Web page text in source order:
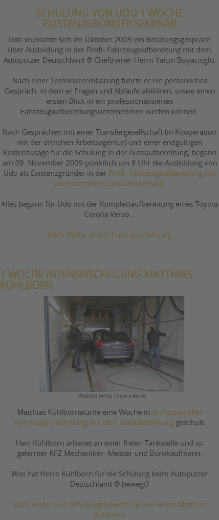
SCHULUNG VON UDO 1 WOCHE
EXISTENZGRÜNDER SEMINAR
Udo wünschte sich im Oktober 2009 ein Beratungsgespräch
über Ausbildung in der Profi- Fahrzeugaufbereitung mit dem
Autoputzer Deutschland ® Cheftrainer Herrn Yalcin Boyacioglu.
Nach einer Terminvereinbarung führte er ein persönliches
Gespräch, in dem er Fragen und Abläufe abklären, sowie einen
ersten Blick in ein professionalisiertes
Fahrzeugaufbereitungsunternehmen werfen können.
Nach Gesprächen mit einer Transfergesellschaft (in Kooperation
mit der örtlichen Arbeitsagentur) und einer endgültigen
Kostenzusage für die Schulung in der Autoaufbereitung, begann
am 09. November 2009 pünktlich um 8 Uhr die Ausbildung von
Udo als Existenzgründer in der Profi- Fahrzeugaufbereitung mit
professioneller Lackaufarbeitung.
Alles begann für Udo mit der Komplettaufbereitung eines Toyota
Corolla Verso...
Mehr Bilder und Schulungserfahrung
1 WOCHE INTENSIVSCHULUNG MATTHIAS
KÜHLBORN
Wäsche eines Toyota Auris
Matthias Kühlbornwurde eine Woche in professioneller
Fahrzeugaufbereitung mit der Lackaufarbeitunggeschult.
Herr Kühlborn arbeitet an einer freien Tankstelle und ist
gelernter KFZ Mechaniker- Meister und Bürokaufmann.
Was hat Herrn Kühlborn für die Schulung beim Autoputzer
Deutschland ® bewegt?
Mehr Bilder und Schulungsbewertung von Herrn Matthias
Kühlborn